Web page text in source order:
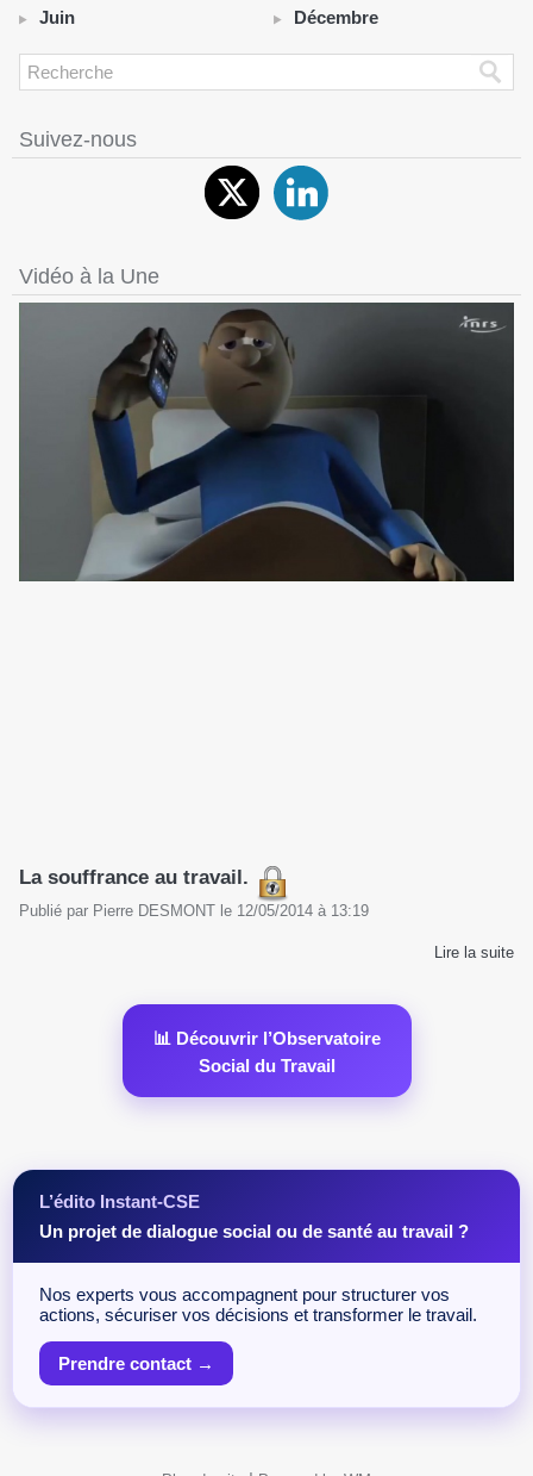
Juin
Décembre
Suivez-nous
Vidéo à la Une
La souffrance au travail.
Publié par Pierre DESMONT le 12/05/2014 à 13:19
Lire la suite
📊 Découvrir l’Observatoire
Social du Travail
L’édito Instant-CSE
Un projet de dialogue social ou de santé au travail ?
Nos experts vous accompagnent pour structurer vos
actions, sécuriser vos décisions et transformer le travail.
Prendre contact →